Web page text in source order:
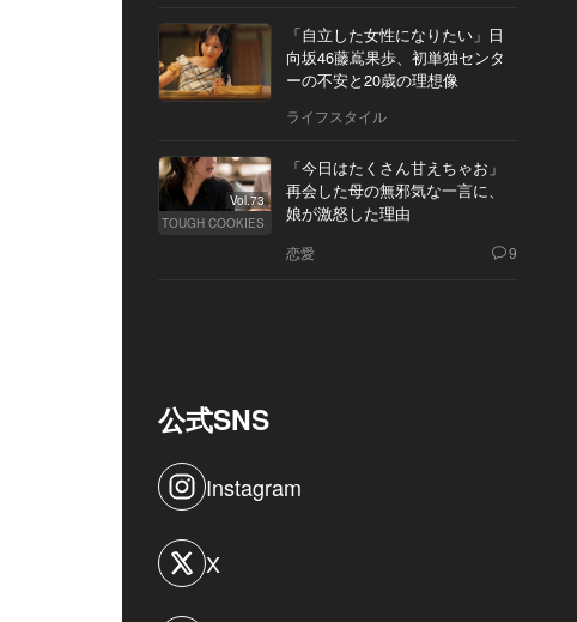
「自立した女性になりたい」日
向坂46藤嶌果歩、初単独センタ
ーの不安と20歳の理想像
ライフスタイル
Vol.73
TOUGH COOKIES
「今日はたくさん甘えちゃお」
再会した母の無邪気な一言に、
娘が激怒した理由
恋愛 9
公式SNS
Instagram
X